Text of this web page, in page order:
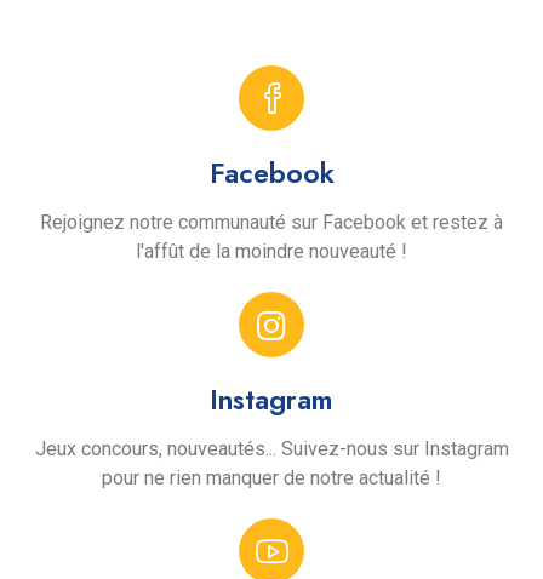
Facebook
Rejoignez notre communauté sur Facebook et restez à
l'affût de la moindre nouveauté !
Instagram
Jeux concours, nouveautés... Suivez-nous sur Instagram
pour ne rien manquer de notre actualité !